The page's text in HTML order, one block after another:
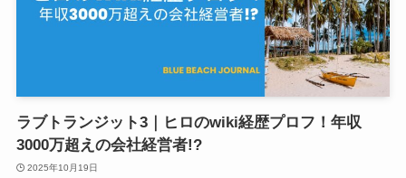
ラブトランジット3｜ヒロのwiki経歴プロフ！年収
3000万超えの会社経営者!?
2025年10月19日